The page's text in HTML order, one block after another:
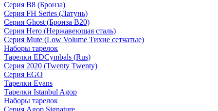
Серия B8 (Бронза)
Серия FH Series (Латунь)
Серия Ghost (Бронза B20)
Серия Hero (Нержавеющая сталь)
Серия Mute (Low Volume Тихие сетчатые)
Наборы тарелок
Тарелки EDCymbals (Rus)
Серия 2020 (Twenty Twenty)
Серия EGO
Тарелки Evans
Тарелки Istanbul Agop
Наборы тарелок
Серия Agop Signature